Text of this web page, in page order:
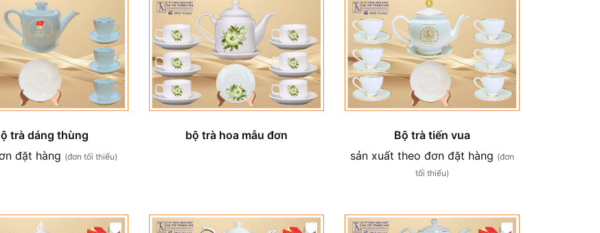
trà dáng thùng
đặt hàng (đơn tối thiểu)
bộ trà hoa mẫu đơn
Bộ trà tiến vua
sản xuất theo đơn đặt hàng (đơn
tối thiểu)